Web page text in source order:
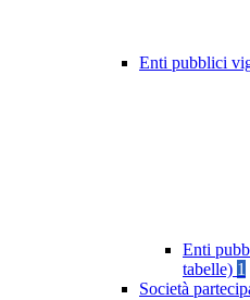
Enti pubblici
Enti
tabelle) 1
Società